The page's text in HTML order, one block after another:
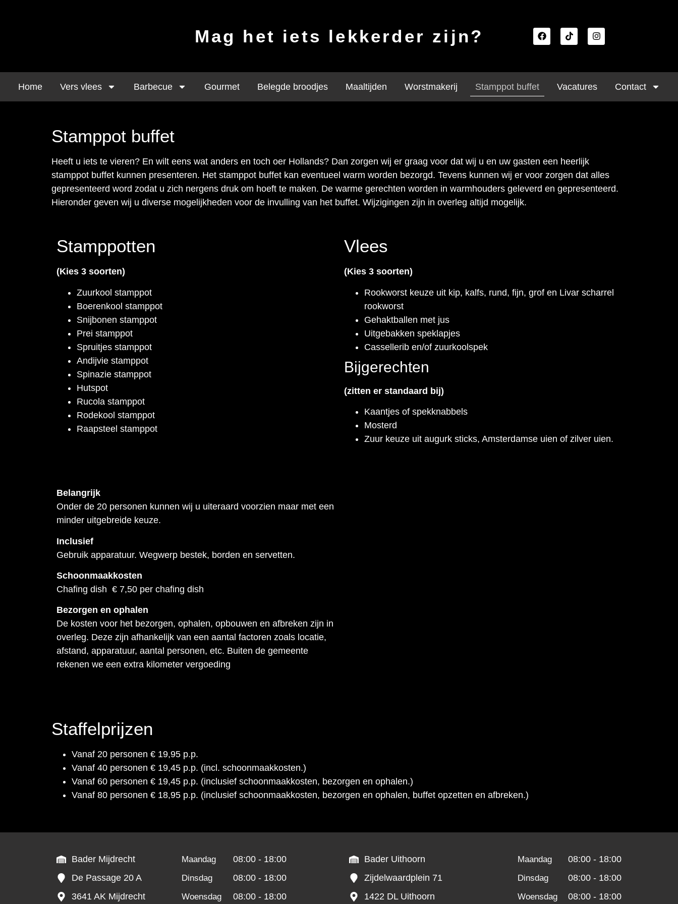
Mag het iets lekkerder zijn?
Home Vers vlees Barbecue Gourmet Belegde broodjes Maaltijden Worstmakerij Stamppot buffet Vacatures Contact
Stamppot buffet
Heeft u iets te vieren? En wilt eens wat anders en toch oer Hollands? Dan zorgen wij er graag voor dat wij u en uw gasten een heerlijk
stamppot buffet kunnen presenteren. Het stamppot buffet kan eventueel warm worden bezorgd. Tevens kunnen wij er voor zorgen dat alles
gepresenteerd word zodat u zich nergens druk om hoeft te maken. De warme gerechten worden in warmhouders geleverd en gepresenteerd.
Hieronder geven wij u diverse mogelijkheden voor de invulling van het buffet. Wijzigingen zijn in overleg altijd mogelijk.
Stamppotten
(Kies 3 soorten)
Zuurkool stamppot
Boerenkool stamppot
Snijbonen stamppot
Prei stamppot
Spruitjes stamppot
Andijvie stamppot
Spinazie stamppot
Hutspot
Rucola stamppot
Rodekool stamppot
Raapsteel stamppot
Vlees
(Kies 3 soorten)
Rookworst keuze uit kip, kalfs, rund, fijn, grof en Livar scharrel
rookworst
Gehaktballen met jus
Uitgebakken speklapjes
Cassellerib en/of zuurkoolspek
Bijgerechten
(zitten er standaard bij)
Kaantjes of spekknabbels
Mosterd
Zuur keuze uit augurk sticks, Amsterdamse uien of zilver uien.
Belangrijk
Onder de 20 personen kunnen wij u uiteraard voorzien maar met een
minder uitgebreide keuze.
Inclusief
Gebruik apparatuur. Wegwerp bestek, borden en servetten.
Schoonmaakkosten
Chafing dish € 7,50 per chafing dish
Bezorgen en ophalen
De kosten voor het bezorgen, ophalen, opbouwen en afbreken zijn in
overleg. Deze zijn afhankelijk van een aantal factoren zoals locatie,
afstand, apparatuur, aantal personen, etc. Buiten de gemeente
rekenen we een extra kilometer vergoeding
Staffelprijzen
Vanaf 20 personen € 19,95 p.p.
Vanaf 40 personen € 19,45 p.p. (incl. schoonmaakkosten.)
Vanaf 60 personen € 19,45 p.p. (inclusief schoonmaakkosten, bezorgen en ophalen.)
Vanaf 80 personen € 18,95 p.p. (inclusief schoonmaakkosten, bezorgen en ophalen, buffet opzetten en afbreken.)
Bader Mijdrecht
De Passage 20 A
3641 AK Mijdrecht
Maandag 08:00 - 18:00
Dinsdag 08:00 - 18:00
Woensdag 08:00 - 18:00
Bader Uithoorn
Zijdelwaardplein 71
1422 DL Uithoorn
Maandag 08:00 - 18:00
Dinsdag 08:00 - 18:00
Woensdag 08:00 - 18:00